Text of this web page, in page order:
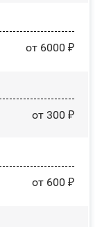
от 6000 ₽
от 300 ₽
от 600 ₽